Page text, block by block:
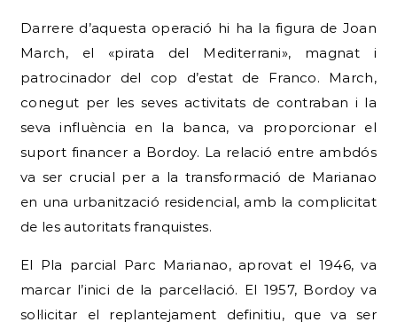
Darrere d’aquesta operació hi ha la figura de Joan
March, el «pirata del Mediterrani», magnat i
patrocinador del cop d’estat de Franco. March,
conegut per les seves activitats de contraban i la
seva influència en la banca, va proporcionar el
suport financer a Bordoy. La relació entre ambdós
va ser crucial per a la transformació de Marianao
en una urbanització residencial, amb la complicitat
de les autoritats franquistes.
El Pla parcial Parc Marianao, aprovat el 1946, va
marcar l’inici de la parcel·lació. El 1957, Bordoy va
sol·licitar el replantejament definitiu, que va ser